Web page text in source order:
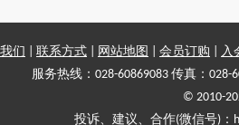
们 联系方式 网站地图 会员订购
入
服务热线：028-60869083 传真：028-
© 2010-
投诉、建议、合作(微信号)